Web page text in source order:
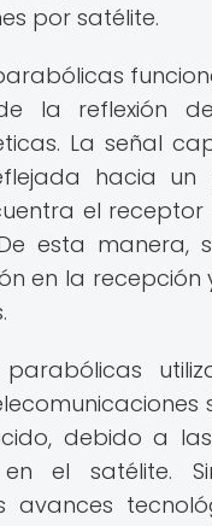
por satélite.
la reflexión
La señal
hacia un
el receptor
esta manera,
en la recepción
debido a
el satélite.